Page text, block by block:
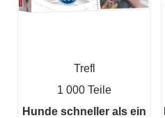
Trefl
1 000 Teile
Hunde schneller als ein